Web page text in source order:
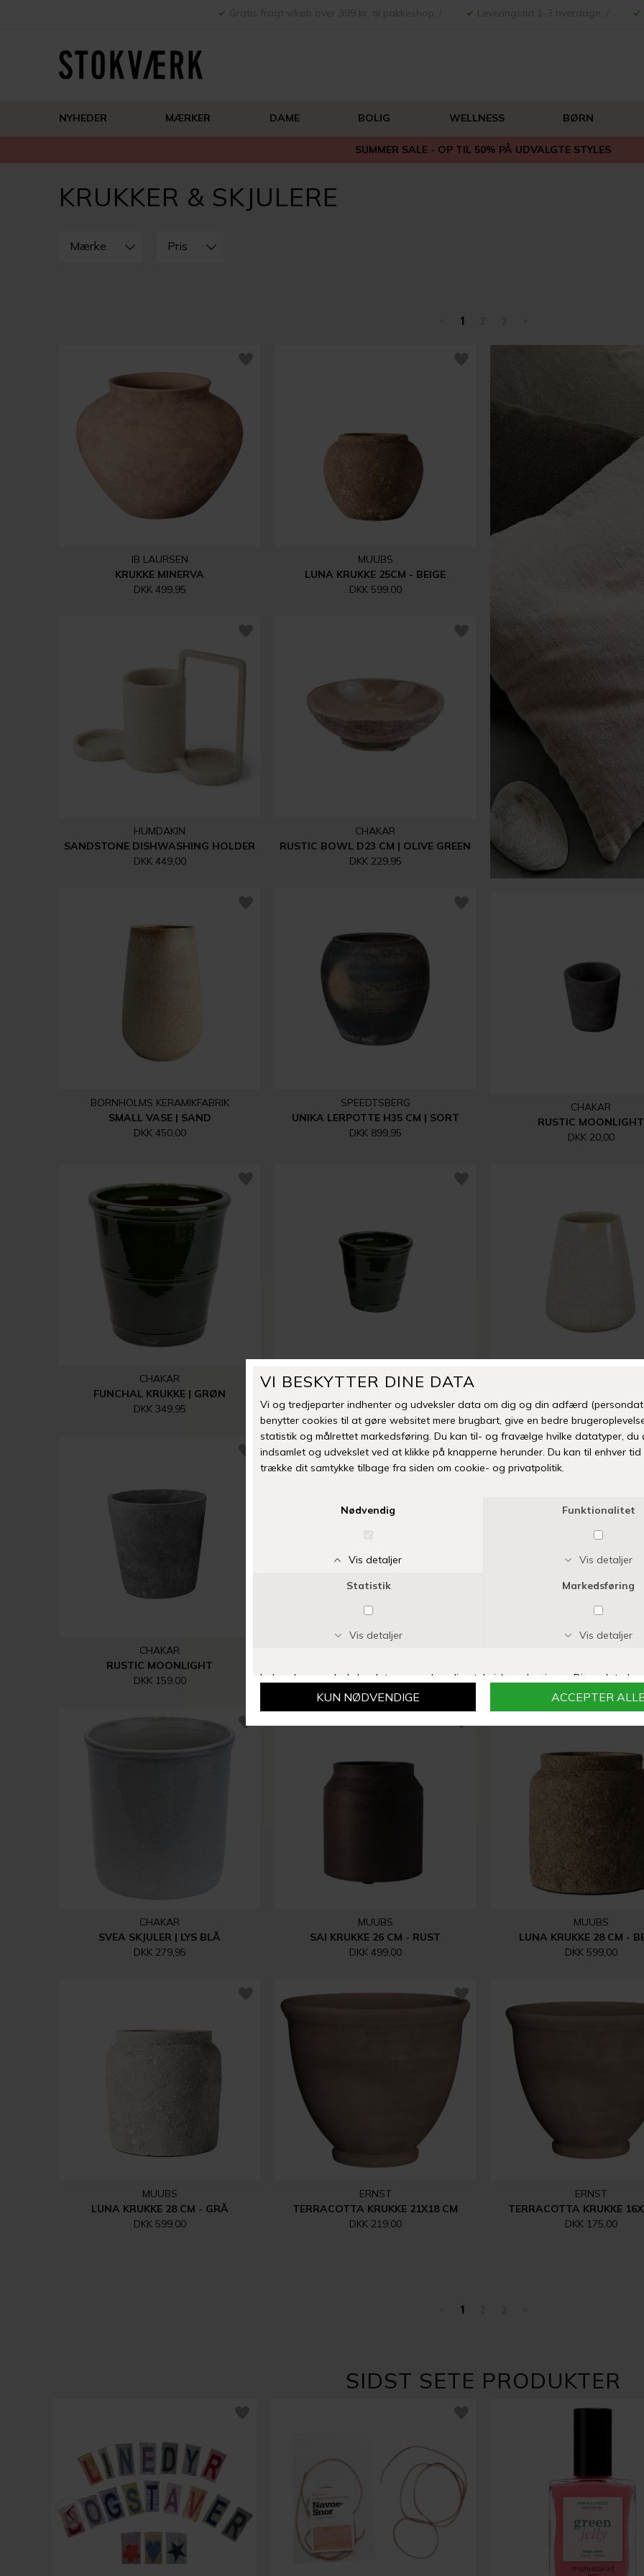
NYHEDER MÆRKER DAME BOLIG WELLNESS BØRN
SUMMER SALE - OP TIL 50% PÅ UDVALGTE STYLES
KRUKKER & SKJULERE
FILTRE
Mærke Pris
1
IB LAURSEN
KRUKKE MINERVA
DKK 499,95
MUUBS
LUNA KRUKKE 25CM - BEIGE
DKK 599,00
HUMDAKIN
SANDSTONE DISHWASHING HOLDER
DKK 449,00
CHAKAR
RUSTIC BOWL D23 CM | OLIVE GREEN
DKK 229,95
BORNHOLMS KERAMIKFABRIK
SMALL VASE | SAND
DKK 450,00
SPEEDTSBERG
UNIKA LERPOTTE H35 CM | SORT
DKK 899,95
CHAKAR
RUSTIC MOONLIGHT
DKK 20,00
CHAKAR
FUNCHAL KRUKKE | GRØN
DKK 349,95
CHAKAR
DKK 269,95
DKK 275,00
CHAKAR
RUSTIC MOONLIGHT
DKK 159,00
DKK 119,00
DKK 99,00
CHAKAR
SVEA SKJULER | LYS BLÅ
DKK 279,95
MUUBS
SAI KRUKKE 26 CM - RUST
DKK 499,00
MUUBS
LUNA KRUKKE 28 CM -
DKK 599,00
MUUBS
LUNA KRUKKE 28 CM - GRÅ
DKK 599,00
ERNST
TERRACOTTA KRUKKE 21X18 CM
DKK 219,00
ERNST
TERRACOTTA KRUKKE
DKK 175,00
1
SIDST SETE PRODUKTER